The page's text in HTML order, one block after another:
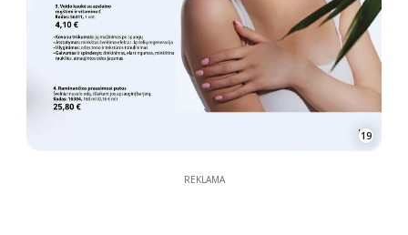
19
REKLAMA